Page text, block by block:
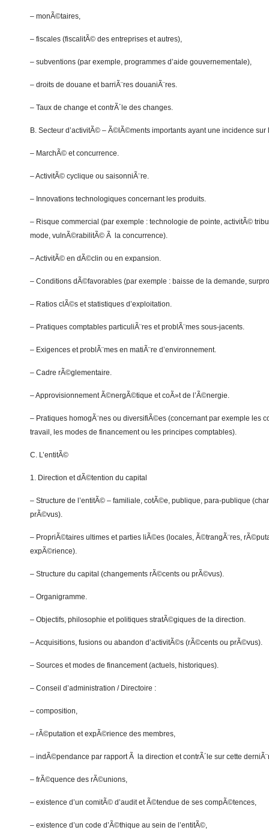
– monÃ©taires,
– fiscales (fiscalitÃ© des entreprises et autres),
– subventions (par exemple, programmes d’aide gouvernementale),
– droits de douane et barriÃ¨res douaniÃ¨res.
– Taux de change et contrÃ´le des changes.
B. Secteur d’activitÃ© – Ã©lÃ©ments importants ayant une incidence
– MarchÃ© et concurrence.
– ActivitÃ© cyclique ou saisonniÃ¨re.
– Innovations technologiques concernant les produits.
– Risque commercial (par exemple : technologie de pointe, activitÃ©
mode, vulnÃ©rabilitÃ© Ã la concurrence).
– ActivitÃ© en dÃ©clin ou en expansion.
– Conditions dÃ©favorables (par exemple : baisse de la demande,
– Ratios clÃ©s et statistiques d’exploitation.
– Pratiques comptables particuliÃ¨res et problÃ¨mes sous-jacents.
– Exigences et problÃ¨mes en matiÃ¨re d’environnement.
– Cadre rÃ©glementaire.
– Approvisionnement Ã©nergÃ©tique et coÃ»t de l’Ã©nergie.
– Pratiques homogÃ¨nes ou diversifiÃ©es (concernant par exemple les
travail, les modes de financement ou les principes comptables).
C. L’entitÃ©
1. Direction et dÃ©tention du capital
– Structure de l’entitÃ© – familiale, cotÃ©e, publique, para-publique
prÃ©vus).
– PropriÃ©taires ultimes et parties liÃ©es (locales, Ã©trangÃ¨res,
expÃ©rience).
– Structure du capital (changements rÃ©cents ou prÃ©vus).
– Organigramme.
– Objectifs, philosophie et politiques stratÃ©giques de la direction.
– Acquisitions, fusions ou abandon d’activitÃ©s (rÃ©cents ou prÃ©vus).
– Sources et modes de financement (actuels, historiques).
– Conseil d’administration / Directoire :
– composition,
– rÃ©putation et expÃ©rience des membres,
– indÃ©pendance par rapport Ã la direction et contrÃ´le sur cette
– frÃ©quence des rÃ©unions,
– existence d’un comitÃ© d’audit et Ã©tendue de ses compÃ©tences,
– existence d’un code d’Ã©thique au sein de l’entitÃ©,